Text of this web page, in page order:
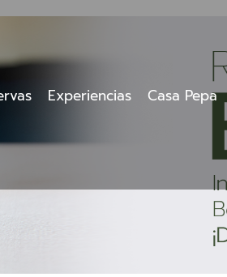
Experiencias Casa Pepa